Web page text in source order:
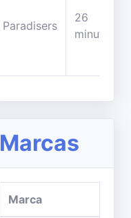
Paradisers
26
minutos
Marcas
Marca